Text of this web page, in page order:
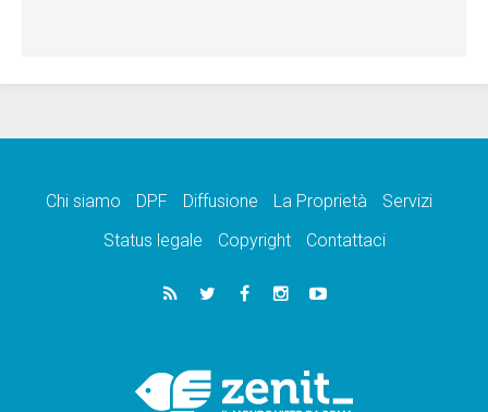
Chi siamo DPF Diffusione La Proprietà
Servizi
Status legale
Copyright Contattaci